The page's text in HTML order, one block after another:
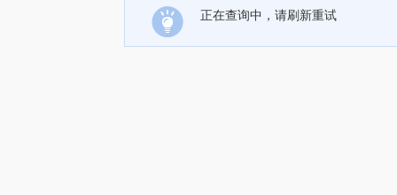
正在查询中，请刷新重试